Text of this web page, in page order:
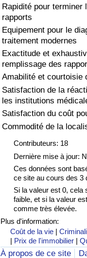
Rapidité pour terminer
rapports
Equipement pour le
traitement modernes
Exactitude et
remplissage des
Amabilité et courtoisie
Satisfaction de la
les institutions
Satisfaction du coût
Commodité de la
Contributeurs: 18
Dernière mise à jour:
Ces données sont
ce site au cours des 3
Si la valeur est 0, cela
faible, et si la valeur
comme très élevée.
Plus d'information:
Coût de la vie |
| Prix de l'immobilier |
À propos de ce site
Indice de Criminalité
Indice de criminalité
Soins de santé
Indice des soins de
Indice des soins de
Indice des soins de
Pollution
Indice de Pollution
Indice de pollution
Indice de Pollution
Trafic